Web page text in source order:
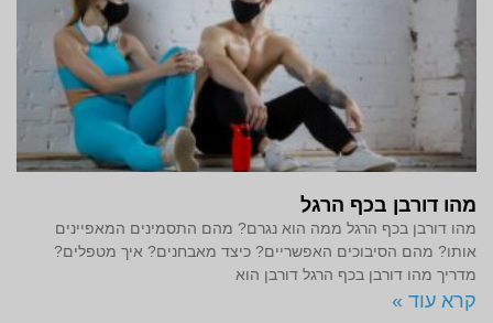
מהו דורבן בכף הרגל
מהו דורבן בכף הרגל ממה הוא נגרם? מהם התסמינים המאפיינים
אותו? מהם הסיבוכים האפשריים? כיצד מאבחנים? איך מטפלים?
מדריך מהו דורבן בכף הרגל דורבן הוא
קרא עוד »